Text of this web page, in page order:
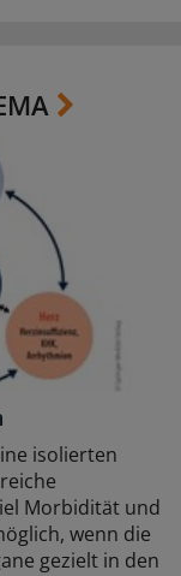
isolierten
Morbidität und
wenn die
gezielt in den